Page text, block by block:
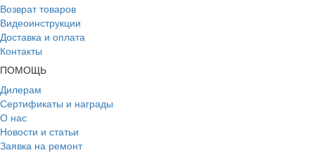
Возврат товаров
Видеоинструкции
Доставка и оплата
Контакты
ПОМОЩЬ
Дилерам
Сертификаты и награды
О нас
Новости и статьи
Заявка на ремонт